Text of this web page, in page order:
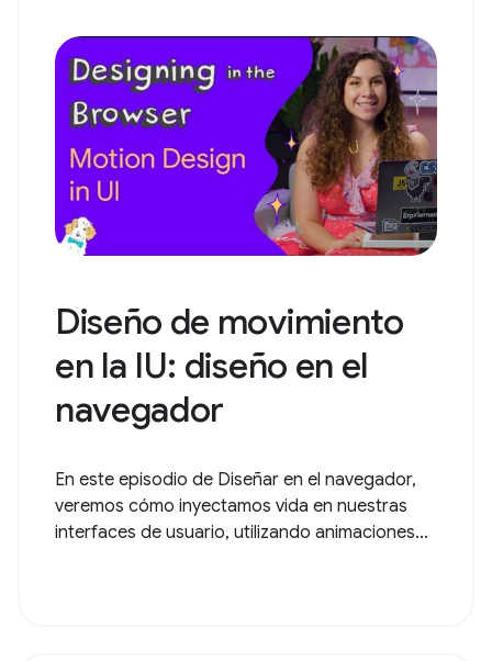
Diseño de movimiento
en la IU: diseño en el
navegador
En este episodio de Diseñar en el navegador,
veremos cómo inyectamos vida en nuestras
interfaces de usuario, utilizando animaciones...